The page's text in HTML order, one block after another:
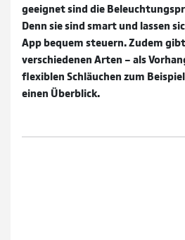
geeignet sind die
Denn sie sind smart und lassen
App bequem steuern. Zudem
verschiedenen Arten – als
flexiblen Schläuchen zum
einen Überblick.